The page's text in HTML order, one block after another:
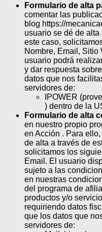
Formulario de alta
comentar las
blog https://
usuario se dé de
este caso,
Nombre, Email, Sitio
usuario podrá
y dar respuesta
datos que nos
servidores de:
IPOWER
) dentro de la
Formulario de alta
en nuestro propio
en Acción . Para
de alta a través de
solicitamos los
Email. El usuario
sujeto a las
en nuestras
del programa de
productos y/o
requiriendo datos
que los datos que
servidores de: